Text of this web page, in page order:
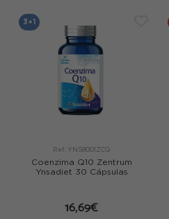
3+1
Ref: YNS8001ZCQ
Coenzima Q10 Zentrum
Ynsadiet 30 Cápsulas
16,69€